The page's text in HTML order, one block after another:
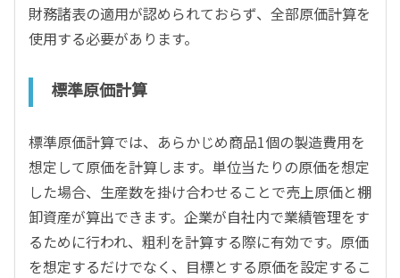
財務諸表の適用が認められておらず、全部原価計算を
使用する必要があります。
標準原価計算
標準原価計算では、あらかじめ商品1個の製造費用を
想定して原価を計算します。単位当たりの原価を想定
した場合、生産数を掛け合わせることで売上原価と棚
卸資産が算出できます。企業が自社内で業績管理をす
るために行われ、粗利を計算する際に有効です。原価
を想定するだけでなく、目標とする原価を設定するこ